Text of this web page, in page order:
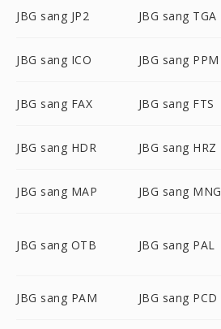
JBG sang JP2 JBG sang TGA
JBG sang ICO JBG sang PPM
JBG sang FAX JBG sang FTS
JBG sang HDR JBG sang HRZ
JBG sang MAP JBG sang MNG
JBG sang OTB JBG sang PAL
JBG sang PAM JBG sang PCD